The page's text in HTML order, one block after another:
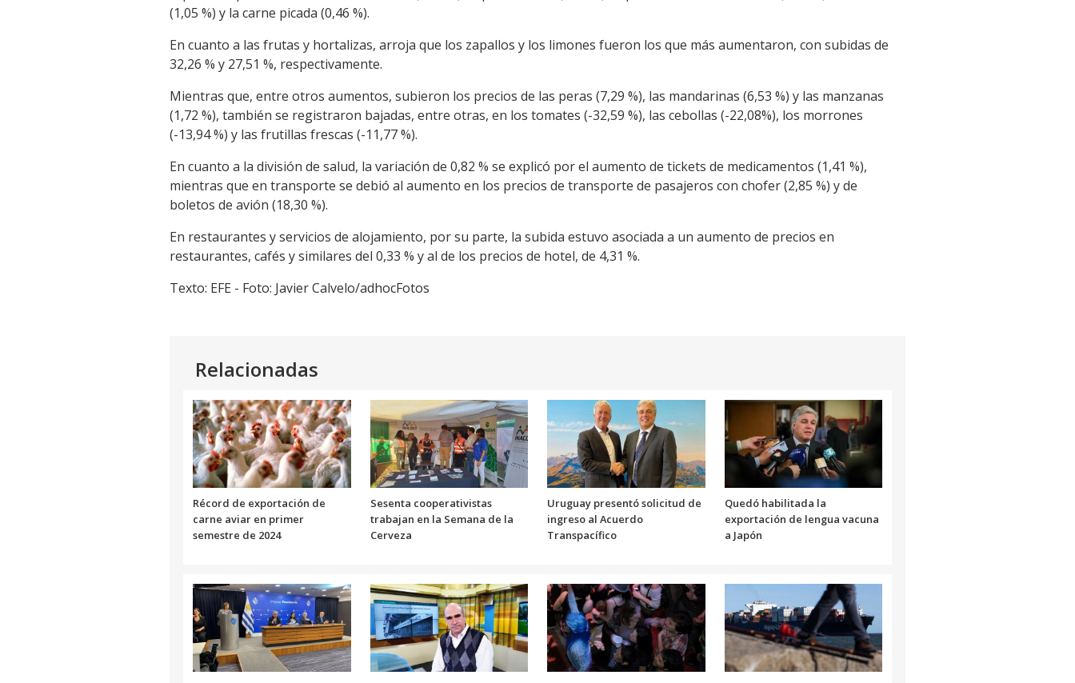
(1,05 %) y la carne picada (0,46 %).
En cuanto a las frutas y hortalizas, arroja que los zapallos y los limones fueron los que más aumentaron, con subidas de
32,26 % y 27,51 %, respectivamente.
Mientras que, entre otros aumentos, subieron los precios de las peras (7,29 %), las mandarinas (6,53 %) y las manzanas
(1,72 %), también se registraron bajadas, entre otras, en los tomates (-32,59 %), las cebollas (-22,08%), los morrones
(-13,94 %) y las frutillas frescas (-11,77 %).
En cuanto a la división de salud, la variación de 0,82 % se explicó por el aumento de tickets de medicamentos (1,41 %),
mientras que en transporte se debió al aumento en los precios de transporte de pasajeros con chofer (2,85 %) y de
boletos de avión (18,30 %).
En restaurantes y servicios de alojamiento, por su parte, la subida estuvo asociada a un aumento de precios en
restaurantes, cafés y similares del 0,33 % y al de los precios de hotel, de 4,31 %.
Texto: EFE - Foto: Javier Calvelo/adhocFotos
Relacionadas
Récord de exportación de
carne aviar en primer
semestre de 2024
Sesenta cooperativistas
trabajan en la Semana de la
Cerveza
Uruguay presentó solicitud de
ingreso al Acuerdo
Transpacífico
Quedó habilitada la
exportación de lengua vacuna
a Japón